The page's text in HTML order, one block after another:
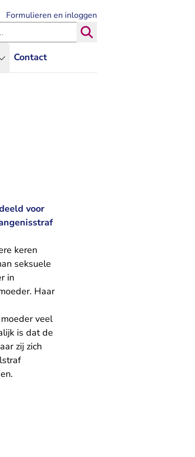
Contact
Formulieren en inloggen
de Rechtspraak
voor
keren
seksuele
in
Haar
veel
is dat de
zij zich